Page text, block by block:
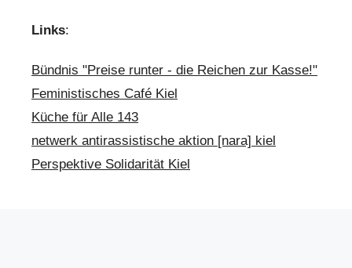
Links:
Bündnis "Preise runter - die Reichen zur Kasse!"
Feministisches Café Kiel
Küche für Alle 143
netwerk antirassistische aktion [nara] kiel
Perspektive Solidarität Kiel